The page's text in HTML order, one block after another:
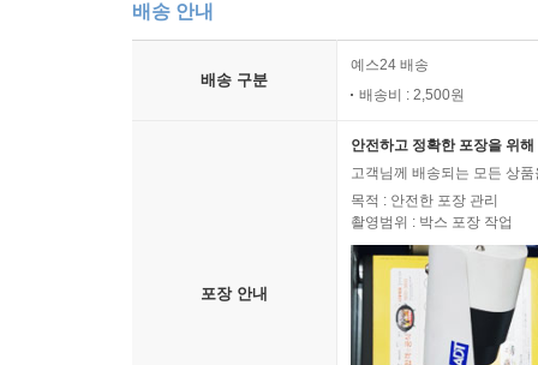
배송 안내
배송 구분
예스24 배송
배송비 : 2,500원
포장 안내
안전하고 정확한 포장을 위
고객님께 배송되는 모든 상
목적 : 안전한 포장 관리
촬영범위 : 박스 포장 작업